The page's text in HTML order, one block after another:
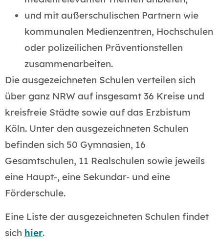
und mit außerschulischen Partnern wie
kommunalen Medienzentren, Hochschulen
oder polizeilichen Präventionstellen
zusammenarbeiten.
Die ausgezeichneten Schulen verteilen sich
über ganz NRW auf insgesamt 36 Kreise und
kreisfreie Städte sowie auf das Erzbistum
Köln. Unter den ausgezeichneten Schulen
befinden sich 50 Gymnasien, 16
Gesamtschulen, 11 Realschulen sowie jeweils
eine Haupt-, eine Sekundar- und eine
Förderschule.
Eine Liste der ausgezeichneten Schulen findet
sich hier.